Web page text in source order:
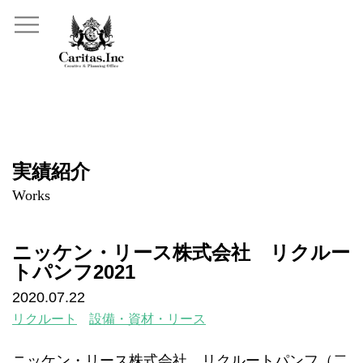
実績紹介
Works
ニッケン・リース株式会社 リクルー
トパンフ2021
2020.07.22
リクルート 設備・資材・リース